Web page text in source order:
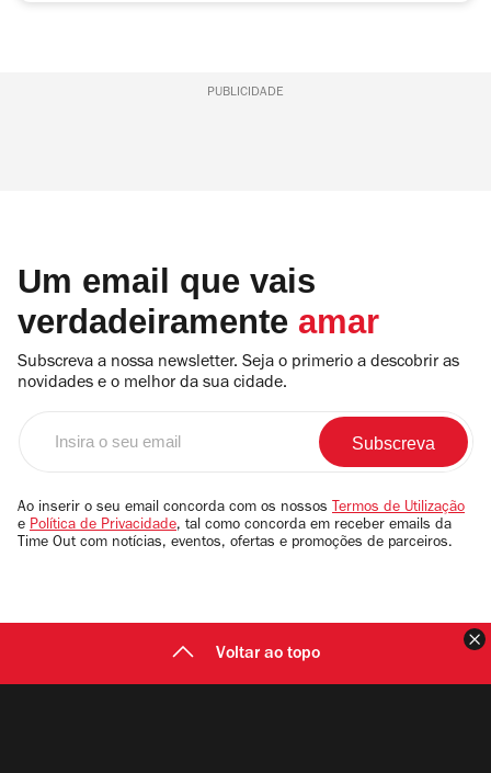
PUBLICIDADE
Um email que vais
verdadeiramente amar
Subscreva a nossa newsletter. Seja o primerio a descobrir as
novidades e o melhor da sua cidade.
email
Ao inserir o seu email concorda com os nossos Termos de Utilização
e Política de Privacidade, tal como concorda em receber emails da
Time Out com notícias, eventos, ofertas e promoções de parceiros.
Voltar ao topo